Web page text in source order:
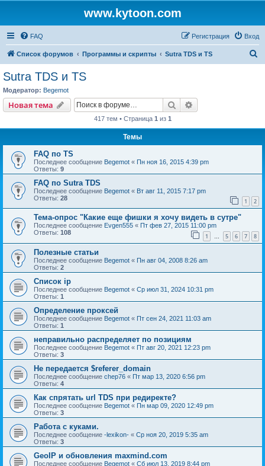
www.kytoon.com
FAQ Вход
Регистрация
Список форумов Программы и скрипты Sutra TDS и TS
Sutra TDS и TS
Модератор: Begemot
Новая тема Поиск
417 тем • Страница 1 из 1
Темы
FAQ по TS
Последнее сообщение Begemot « Пн ноя 16, 2015 4:39 pm
Ответы: 9
FAQ по Sutra TDS
Последнее сообщение Begemot « Вт авг 11, 2015 7:17 pm
Ответы: 28 1 2
Тема-опрос "Какие еще фишки я хочу видеть в сутре"
Последнее сообщение Evgen555 « Пт фев 27, 2015 11:00 pm
Ответы: 108 1 … 5 6 7 8
Полезные статьи
Последнее сообщение Begemot « Пн авг 04, 2008 8:26 am
Ответы: 2
Список ip
Последнее сообщение Begemot « Ср июл 31, 2024 10:31 pm
Ответы: 1
Определение проксей
Последнее сообщение Begemot « Пт сен 24, 2021 11:03 am
Ответы: 1
неправильно распределяет по позициям
Последнее сообщение Begemot « Пт авг 20, 2021 12:23 pm
Ответы: 3
Не передается $referer_domain
Последнее сообщение chep76 « Пт мар 13, 2020 6:56 pm
Ответы: 4
Как спрятать url TDS при редиректе?
Последнее сообщение Begemot « Пн мар 09, 2020 12:49 pm
Ответы: 3
Работа с куками.
Последнее сообщение -lexikon- « Ср ноя 20, 2019 5:35 am
Ответы: 3
GeoIP и обновления maxmind.com
Последнее сообщение Begemot « Сб июл 13, 2019 8:44 pm